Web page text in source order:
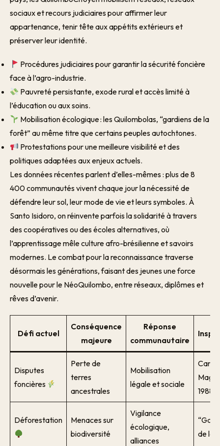
sociaux et recours judiciaires pour affirmer leur
appartenance, tenir tête aux appétits extérieurs et
préserver leur identité.
Procédures judiciaires pour garantir la sécurité foncière
face à l’agro-industrie.
Pauvreté persistante, exode rural et accès limité à
l’éducation ou aux soins.
Mobilisation écologique : les Quilombolas, “gardiens de la
forêt” au même titre que certains peuples autochtones.
Protestations pour une meilleure visibilité et des
politiques adaptées aux enjeux actuels.
Les données récentes parlent d’elles-mêmes : plus de 8
400 communautés vivent chaque jour la nécessité de
défendre leur sol, leur mode de vie et leurs symboles. À
Santo Isidoro, on réinvente parfois la solidarité à travers
des coopératives ou des écoles alternatives, où
l’apprentissage mêle culture afro-brésilienne et savoirs
modernes. Le combat pour la reconnaissance traverse
désormais les générations, faisant des jeunes une force
nouvelle pour le NéoQuilombo, entre réseaux, diplômes et
rêves d’avenir.
Défi actuel
Conséquence
majeure
Réponse
communautaire
Disputes
foncières
Perte de
terres
ancestrales
Mobilisation
légale et sociale
Carta
1988
Déforestation
Menaces sur
biodiversité
Vigilance
écologique,
alliances
de la